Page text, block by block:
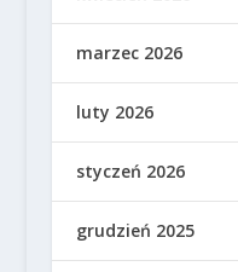
marzec 2026
luty 2026
styczeń 2026
grudzień 2025